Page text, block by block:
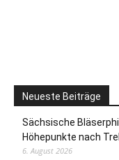
Neueste Beiträge
Sächsische
Höhepunkte nach
6. August 2026